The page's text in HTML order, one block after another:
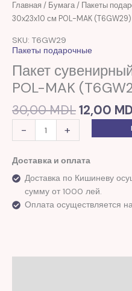
Главная / Бумага/ Пакеты
30x23x10 см POL-MAK (T6GW29)
SKU: T6GW29
Пакеты подарочные
Пакет
POL-MAK
30,00MDL
цена
12,00
-
Количество
товара
сувенирный
POL-
(T6GW29)
+
Доставка и оплата
Доставка по Кишиневу
сумму от 1000 лей.
Оплата осуществляется